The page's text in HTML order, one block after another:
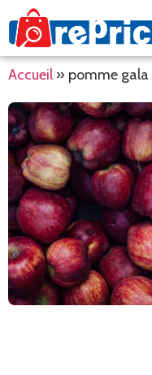
Accueil » pomme